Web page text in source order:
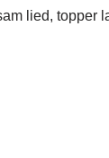
lied,